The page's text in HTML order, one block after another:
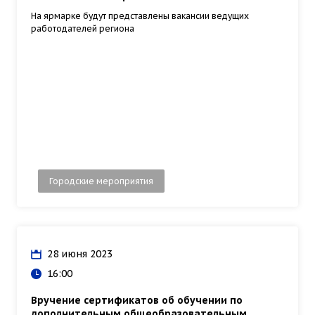
На ярмарке будут представлены вакансии ведущих
работодателей региона
Городские мероприятия
28 июня 2023
16:00
Вручение сертификатов об обучении по